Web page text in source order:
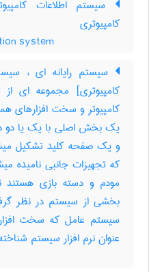
سیستم اطلاعات
کامپیوتری
system
سیستم رایانه ای ،
کامپیوتری] مجموعه ای
کامپیوتر و سخت افزارهای
یک بخش اصلی با یک یا دو
و یک صفحه کلید تشکیل
که تجهیزات جانبی نامیده
مودم و دسته بازی هستند
بخشی از سیستم در نظر
سیستم عامل که سخت افزار
عنوان نرم افزار سیستم